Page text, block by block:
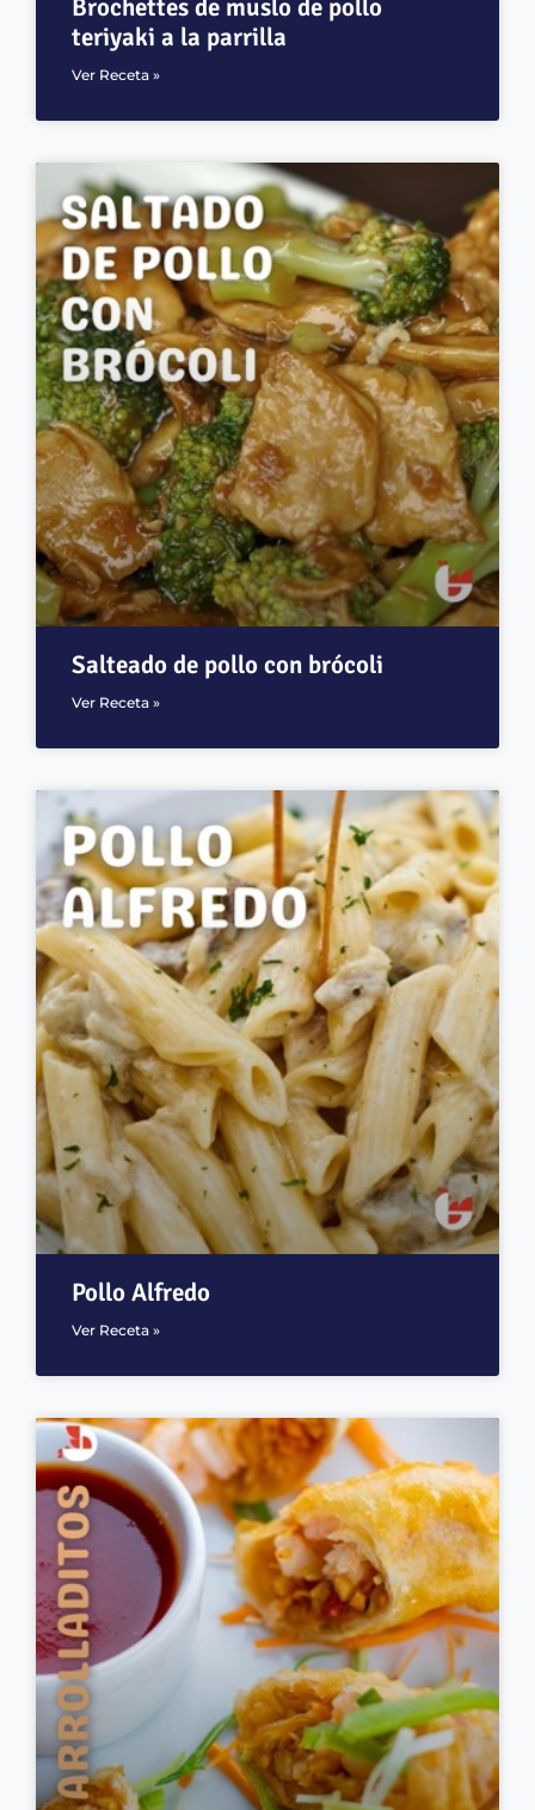
Brochettes de muslo de pollo
teriyaki a la parrilla
Ver Receta »
Salteado de pollo con brócoli
Ver Receta »
Pollo Alfredo
Ver Receta »